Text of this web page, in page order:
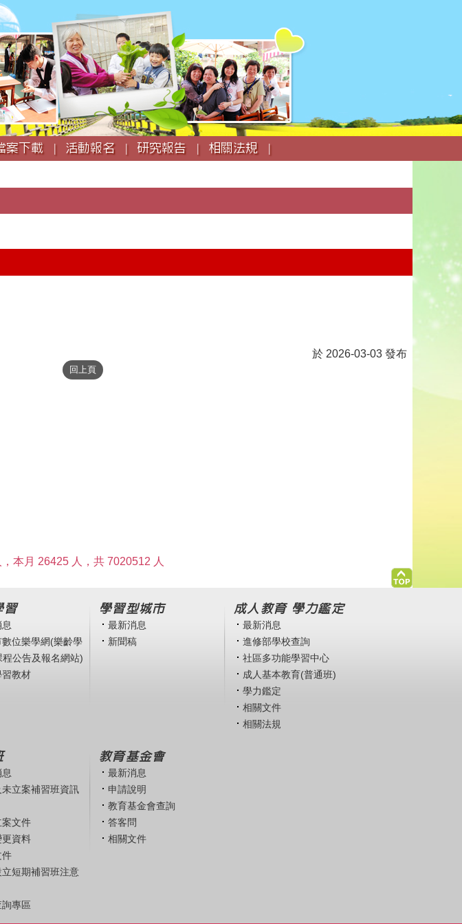
跳
到
主
要
內
容
案下載 | 活動報名 | 研究報告 |
相關法規 |
於 2026-03-03 發布
本月 26425 人，共 7020512 人
習
數位樂學網(樂齡學
程公告及報名網站)
教材
學習型城市
最新消息
新聞稿
成人教育 學力鑑定
最新消息
進修部學校查詢
社區多功能學習中心
成人基本教育(普通班)
學力鑑定
相關文件
相關法規
未立案補習班資訊
案文件
更資料
件
立短期補習班注意
專區
教育基金會
最新消息
申請說明
教育基金會查詢
答客問
相關文件